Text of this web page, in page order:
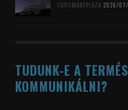
TUDOMÁNYPLÁZA 2026/
TUDUNK-E A
KOMMUNIKÁLNI?